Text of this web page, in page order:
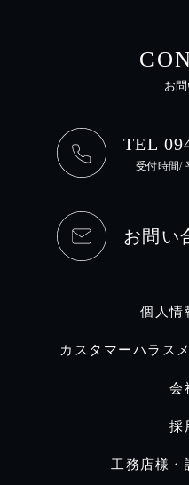
お
TEL
受付時間/
お問い
個人情
カスタマーハラス
会
採
工務店様・